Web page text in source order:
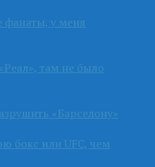
у меня
там не было
«Барселону»
бокс или UFC, чем